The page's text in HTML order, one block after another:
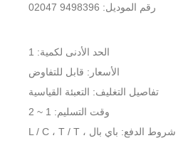
رقم الموديل: 9498396 02047
الحد الأدنى لكمية: 1
الأسعار: قابل للتفاوض
تفاصيل التغليف: التعبئة القياسية
وقت التسليم: 1 ~ 2
شروط الدفع: باي بال ، L / C ، T / T